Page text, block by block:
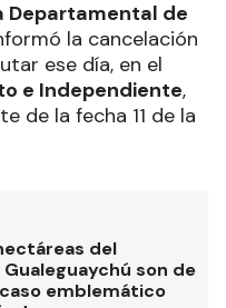
Departamental de
la cancelación
ese día, en el
e Independiente,
de la fecha 11 de la
del
son de
emblemático